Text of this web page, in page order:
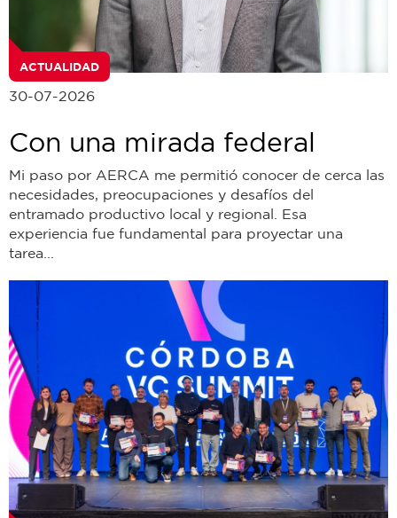
ACTUALIDAD
30-07-2026
Con una mirada federal
Mi paso por AERCA me permitió conocer de cerca las
necesidades, preocupaciones y desafíos del
entramado productivo local y regional. Esa
experiencia fue fundamental para proyectar una
tarea...